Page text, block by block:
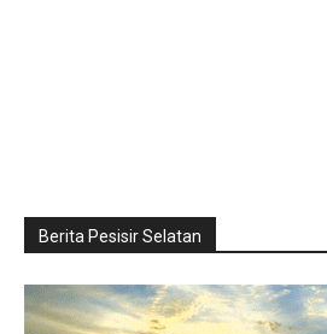
Berita Pesisir Selatan